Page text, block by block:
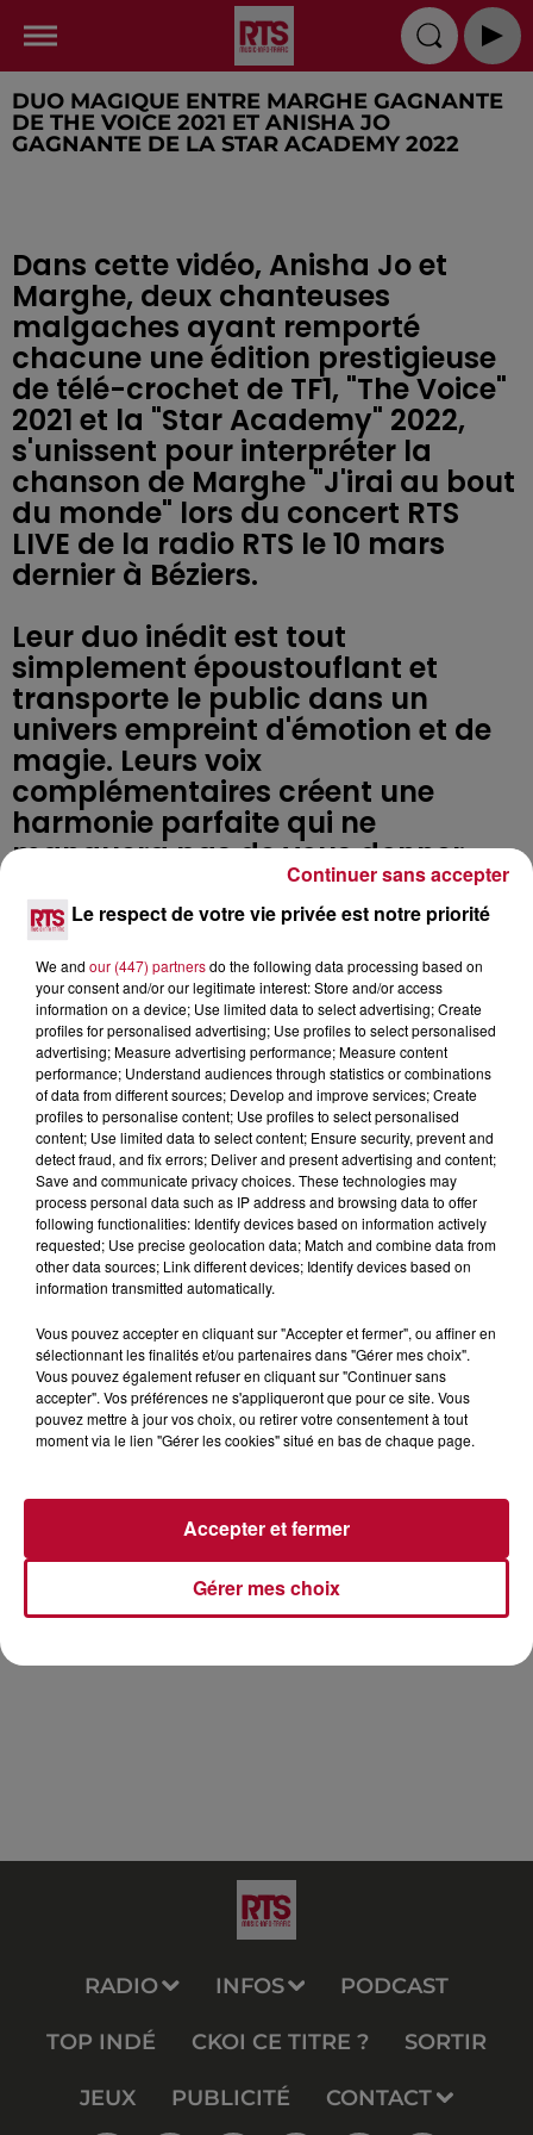
DUO MAGIQUE ENTRE MARGHE GAGNANTE
DE THE VOICE 2021 ET ANISHA JO
GAGNANTE DE LA STAR ACADEMY 2022
Dans cette vidéo, Anisha Jo et
Marghe, deux chanteuses
malgaches ayant remporté
chacune une édition prestigieuse
de télé-crochet de TF1, "The Voice"
2021 et la "Star Academy" 2022,
s'unissent pour interpréter la
chanson de Marghe "J'irai au bout
du monde" lors du concert RTS
LIVE de la radio RTS le 10 mars
dernier à Béziers.
Leur duo inédit est tout
simplement époustouflant et
transporte le public dans un
univers empreint d'émotion et de
magie. Leurs voix
complémentaires créent une
harmonie parfaite qui ne
manquera pas de vous donner
des frissons. Cette performance
unique prouve que la musique n'a
pas de frontière.
Cet élément est masqué compte-tenu du refus
du dépôt de cookies que vous avez exprimé. Si
vous souhaitez l'afficher, merci de nous donner
votre accord en cliquant sur le bouton ci-
dessous.
Afficher l'élément
RADIO INFOS PODCAST
TOP INDÉ CKOI CE TITRE ? SORTIR
JEUX PUBLICITÉ CONTACT
Le respect de votre vie privée est notre priorité
We and our (447) partnersdo the following data processing based on
your consent and/or our legitimate interest: Store and/or access
information on a device; Use limited data to select advertising; Create
profiles for personalised advertising; Use profiles to select personalised
advertising; Measure advertising performance; Measure content
performance; Understand audiences through statistics or combinations
of data from different sources; Develop and improve services; Create
profiles to personalise content; Use profiles to select personalised
content; Use limited data to select content; Ensure security, prevent and
detect fraud, and fix errors; Deliver and present advertising and content;
Save and communicate privacy choices. These technologies may
process personal data such as IP address and browsing data to offer
following functionalities: Identify devices based on information actively
requested; Use precise geolocation data; Match and combine data from
other data sources; Link different devices; Identify devices based on
information transmitted automatically.
Vous pouvez accepter en cliquant sur "Accepter et fermer", ou affiner en
sélectionnant les finalités et/ou partenaires dans "Gérer mes choix".
Vous pouvez également refuser en cliquant sur "Continuer sans
accepter". Vos préférences ne s'appliqueront que pour ce site. Vous
pouvez mettre à jour vos choix, ou retirer votre consentement à tout
moment via le lien "Gérer les cookies" situé en bas de chaque page.
Gérer mes choix
Accepter et fermer
Continuer sans accepter